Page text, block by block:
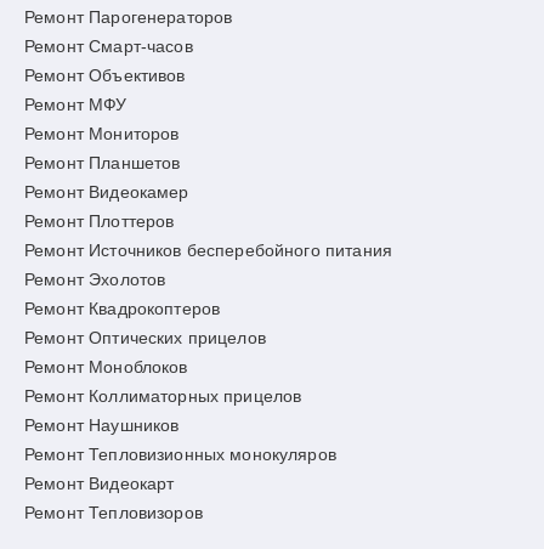
Ремонт Парогенераторов
Ремонт Смарт-часов
Ремонт Объективов
Ремонт МФУ
Ремонт Мониторов
Ремонт Планшетов
Ремонт Видеокамер
Ремонт Плоттеров
Ремонт Источников бесперебойного питания
Ремонт Эхолотов
Ремонт Квадрокоптеров
Ремонт Оптических прицелов
Ремонт Моноблоков
Ремонт Коллиматорных прицелов
Ремонт Наушников
Ремонт Тепловизионных монокуляров
Ремонт Видеокарт
Ремонт Тепловизоров